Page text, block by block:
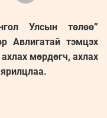
Улсын төлөө”
Авлигатай тэмцэх
мөрдөгч, ахлах